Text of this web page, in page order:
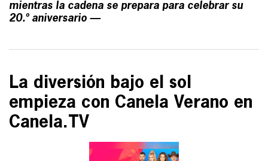
mientras la cadena se prepara para celebrar su
20.º aniversario —
La diversión bajo el sol
empieza con Canela Verano en
Canela.TV